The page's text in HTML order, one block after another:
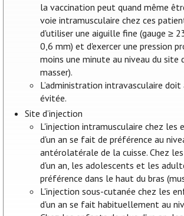
la vaccination peut quand même
voie intramusculaire chez ces
d'utiliser une aiguille fine (gauge ≥
0,6 mm) et d'exercer une pression
moins une minute au niveau du site
masser).
L’administration intravasculaire
évitée.
Site d’injection
L'injection intramusculaire chez les
d'un an se fait de préférence au
antérolatérale de la cuisse. Chez
d'un an, les adolescents et les
préférence dans le haut du bras
L'injection sous-cutanée chez les
d'un an se fait habituellement au